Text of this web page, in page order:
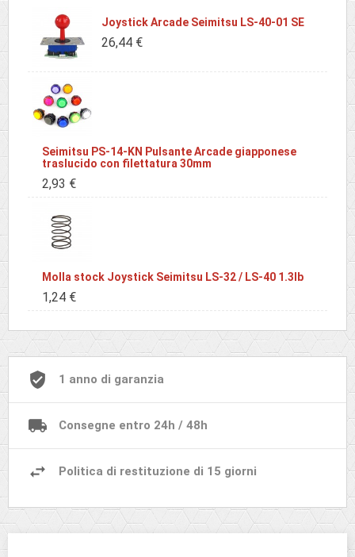
Joystick Arcade Seimitsu LS-40-01 SE
26,44 €
Seimitsu PS-14-KN Pulsante Arcade giapponese
traslucido con filettatura 30mm
2,93 €
Molla stock Joystick Seimitsu LS-32 / LS-40 1.3lb
1,24 €
1 anno di garanzia
Consegne entro 24h / 48h
Politica di restituzione di 15 giorni